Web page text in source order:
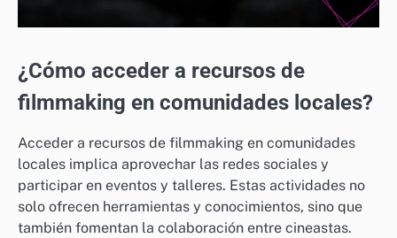
¿Cómo acceder a recursos de
filmmaking en comunidades locales?
Acceder a recursos de filmmaking en comunidades
locales implica aprovechar las redes sociales y
participar en eventos y talleres. Estas actividades no
solo ofrecen herramientas y conocimientos, sino que
también fomentan la colaboración entre cineastas.